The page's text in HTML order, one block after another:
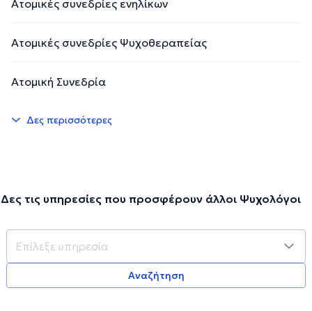
Την περιγραφή επιμελείται η ομάδα του doctoranytime βασισμένη σε
Ατομικές συνεδρίες ενηλίκων
Ατομικές συνεδρίες Ψυχοθεραπείας
Ατομική Συνεδρία
Δες περισσότερες
Δες τις υπηρεσίες που προσφέρουν άλλοι Ψυχολόγοι
Αναζήτηση